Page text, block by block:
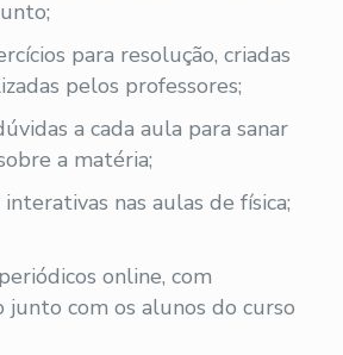
para resolução, criadas
pelos professores;
a cada aula para sanar
a matéria;
nas aulas de física;
online, com
junto com os alunos do curso